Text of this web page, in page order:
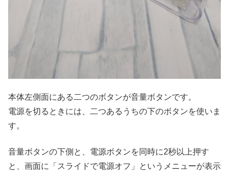
本体左側面にある二つのボタンが音量ボタンです。
電源を切るときには、二つあるうちの下のボタンを使いま
す。
音量ボタンの下側と、電源ボタンを同時に2秒以上押す
と、画面に「スライドで電源オフ」というメニューが表示